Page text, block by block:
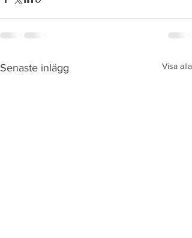
Senaste inlägg Visa alla